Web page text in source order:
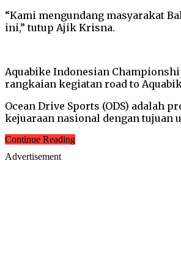
“Kami mengundang masyarakat
ini,” tutup Ajik Krisna.
Aquabike Indonesian
rangkaian kegiatan road to
Ocean Drive Sports (ODS) adalah
kejuaraan nasional dengan tujuan
Continue Reading
Advertisement